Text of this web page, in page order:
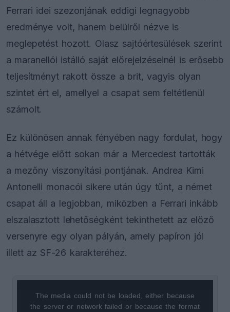
Ferrari idei szezonjának eddigi legnagyobb
eredménye volt, hanem belülről nézve is
meglepetést hozott. Olasz sajtóértesülések szerint
a maranellói istálló saját előrejelzéseinél is erősebb
teljesítményt rakott össze a brit, vagyis olyan
szintet ért el, amellyel a csapat sem feltétlenül
számolt.
Ez különösen annak fényében nagy fordulat, hogy
a hétvége előtt sokan már a Mercedest tartották
a mezőny viszonyítási pontjának. Andrea Kimi
Antonelli monacói sikere után úgy tűnt, a német
csapat áll a legjobban, miközben a Ferrari inkább
elszalasztott lehetőségként tekinthetett az előző
versenyre egy olyan pályán, amely papíron jól
illett az SF-26 karakteréhez.
The media could not be loaded, either because
the server or network failed or because the format